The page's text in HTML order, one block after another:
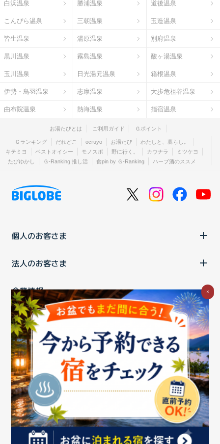
白浜温泉 勝浦温泉 道後温泉
こんぴら温泉 三朝温泉 玉造温泉
皆生温泉 湯原温泉 別府温泉
黒川温泉 霧島温泉 酸ヶ湯温泉
玉川温泉 日光湯元温泉 箱根温泉
伊勢・鳥羽温泉 志摩温泉 大歩危祖谷温泉
由布院温泉 熱海温泉 指宿温泉
お湯たびとは ご利用ガイド Ｇポイント
Ｇランキング だれどこ ocruyo お湯たび
わたしと、暮らし。
キテミヨ
ベストオイシー モノスポ 野に行く。 カウナラ
ミツケヨ
たびゆかし
Ｇ-Ranking 推し活 食pin by Ｇ-Ranking ハーブ酒のススメ
個人のお客さま
法人のお客さま
企業情報
ご利用中の方
お問い合わせ消費税の表示 ウェブアクセシビリティの取り組み
個人情報保護ポリシープライバシーポータル
Cookieポリシー
特定商取引法に基づく表記情報セキュリティ基本方針
商標についてBIGLOBEトップ
×